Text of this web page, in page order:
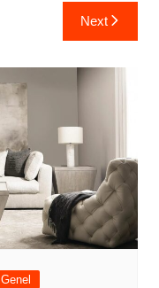
Next
Genel